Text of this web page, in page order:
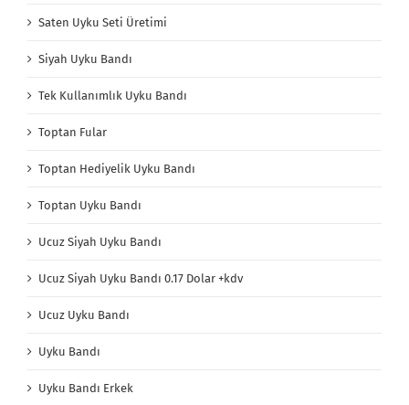
Saten Uyku Seti Üretimi
Siyah Uyku Bandı
Tek Kullanımlık Uyku Bandı
Toptan Fular
Toptan Hediyelik Uyku Bandı
Toptan Uyku Bandı
Ucuz Siyah Uyku Bandı
Ucuz Siyah Uyku Bandı 0.17 Dolar +kdv
Ucuz Uyku Bandı
Uyku Bandı
Uyku Bandı Erkek